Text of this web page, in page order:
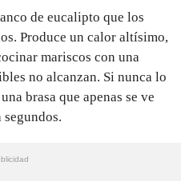
de eucalipto que los
Produce un calor altísimo,
mariscos con una
no alcanzan. Si nunca lo
brasa que apenas se ve
segundos.